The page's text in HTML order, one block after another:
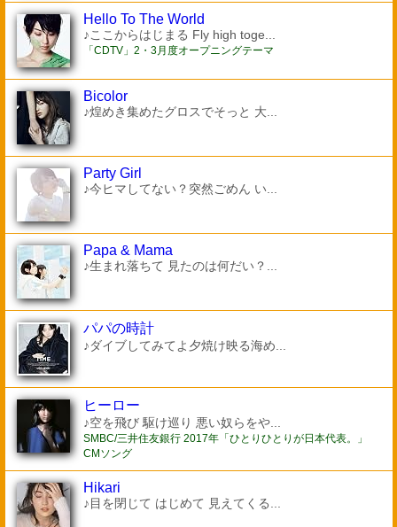
Hello To The World
♪ここからはじまる Fly high toge...
「CDTV」2・3月度オープニングテーマ
Bicolor
♪煌めき集めたグロスでそっと 大...
Party Girl
♪今ヒマしてない？突然ごめん い...
Papa & Mama
♪生まれ落ちて 見たのは何だい？...
パパの時計
♪ダイブしてみてよ夕焼け映る海め...
ヒーロー
♪空を飛び 駆け巡り 悪い奴らをや...
SMBC/三井住友銀行 2017年「ひとりひとりが日本代表。」
CMソング
Hikari
♪目を閉じて はじめて 見えてくる...